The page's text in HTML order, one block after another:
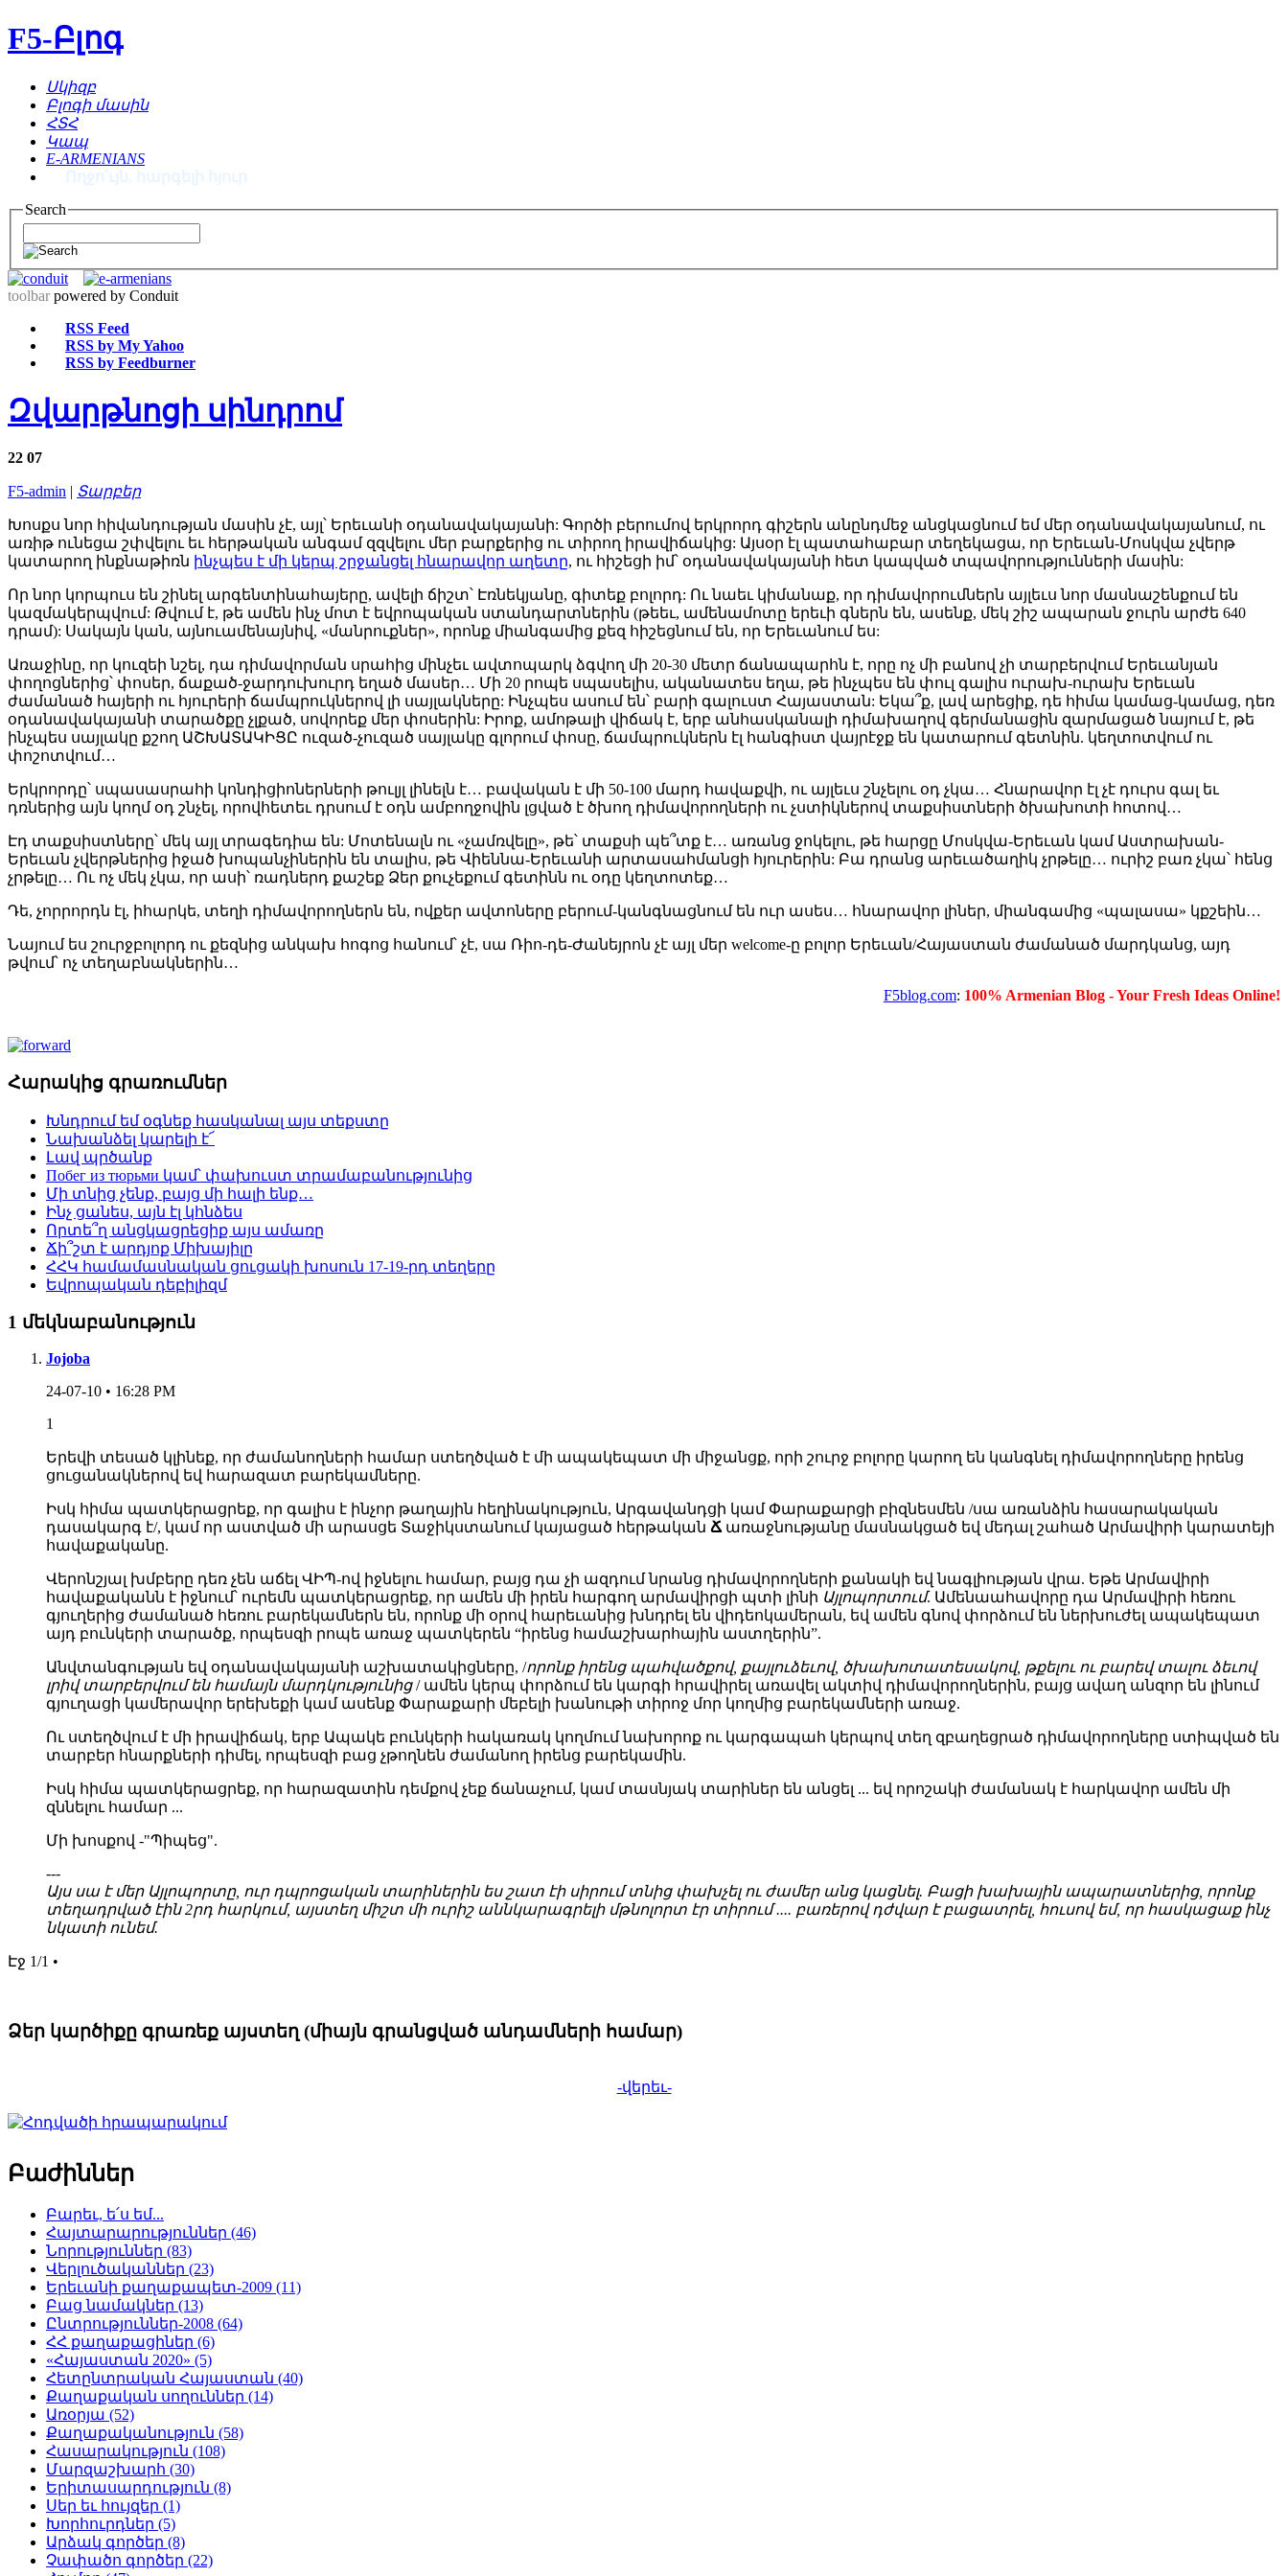
F5-Բլոգ
Սկիզբ
Բլոգի մասին
ՀՏՀ
Կապ
E-ARMENIANS
Search
toolbar powered by Conduit
RSS Feed
RSS by My Yahoo
RSS by Feedburner
Զվարթնոցի սինդրոմ
22 07
F5-admin | Տարբեր
Խոսքս նոր հիվանդության մասին չէ, այլ՝ Երեւանի օդանավակայանի: Գործի բերումով երկրորդ գիշերն անընդմեջ անցկացնում եմ մեր օդանավակայանում, ու
առիթ ունեցա շփվելու եւ հերթական անգամ զզվելու մեր բարքերից ու տիրող իրավիճակից: Այսօր էլ պատահաբար տեղեկացա, որ Երեւան-Մոսկվա չվերթ
կատարող ինքնաթիռն ինչպես է մի կերպ շրջանցել հնարավոր աղետը, ու հիշեցի իմ՝ օդանավակայանի հետ կապված տպավորությունների մասին:
Որ նոր կորպուս են շինել արգենտինահայերը, ավելի ճիշտ՝ Էռնեկյանը, գիտեք բոլորդ: Ու նաեւ կիմանաք, որ դիմավորումներն այլեւս նոր մասնաշենքում են
կազմակերպվում: Թվում է, թե ամեն ինչ մոտ է եվրոպական ստանդարտներին (թեեւ, ամենամոտը երեւի գներն են, ասենք, մեկ շիշ ապարան ջուրն արժե 640
դրամ): Սակայն կան, այնուամենայնիվ, «մանրուքներ», որոնք միանգամից քեզ հիշեցնում են, որ Երեւանում ես:
Առաջինը, որ կուզեի նշել, դա դիմավորման սրահից մինչեւ ավտոպարկ ձգվող մի 20-30 մետր ճանապարհն է, որը ոչ մի բանով չի տարբերվում Երեւանյան
փողոցներից՝ փոսեր, ճաքած-ջարդուխուրդ եղած մասեր… Մի 20 րոպե սպասելիս, ականատես եղա, թե ինչպես են փուլ գալիս ուրախ-ուրախ Երեւան
ժամանած հայերի ու հյուրերի ճամպրուկներով լի սայլակները: Ինչպես ասում են՝ բարի գալուստ Հայաստան: Եկա՞ք, լավ արեցիք, դե հիմա կամաց-կամաց, դեռ
օդանավակայանի տարածքը չլքած, սովորեք մեր փոսերին: Իրոք, ամոթալի վիճակ է, երբ անհասկանալի դիմախաղով գերմանացին զարմացած նայում է, թե
ինչպես սայլակը քշող ԱՇԽԱՏԱԿԻՑԸ ուզած-չուզած սայլակը գլորում փոսը, ճամպրուկներն էլ հանգիստ վայրէջք են կատարում գետնին. կեղտոտվում ու
փոշոտվում…
Երկրորդը՝ սպասասրահի կոնդիցիոներների թուլյլ լինելն է… բավական է մի 50-100 մարդ հավաքվի, ու այլեւս շնչելու օդ չկա… Հնարավոր էլ չէ դուրս գալ եւ
դռներից այն կողմ օդ շնչել, որովհետեւ դրսում է օդն ամբողջովին լցված է ծխող դիմավորողների ու չստիկներով տաքսիստների ծխախոտի հոտով…
Էդ տաքսիստները՝ մեկ այլ տրագեդիա են: Մոտենալն ու «չամռվելը», թե՝ տաքսի պե՞տք է… առանց ջոկելու, թե հարցը Մոսկվա-Երեւան կամ Աստրախան-
Երեւան չվերթներից իջած խոպանչիներին են տալիս, թե Վիեննա-Երեւանի արտասահմանցի հյուրերին: Բա դրանց արեւածաղիկ չրթելը… ուրիշ բառ չկա՝ հենց
չրթելը… Ու ոչ մեկ չկա, որ ասի՝ ռադներդ քաշեք Ձեր քուչեքում գետինն ու օդը կեղտոտեք…
Դե, չորրորդն էլ, իհարկե, տեղի դիմավորողներն են, ովքեր ավտոները բերում-կանգնացնում են ուր ասես… հնարավոր լիներ, միանգամից «պալասա» կքշեին…
Նայում ես շուրջբոլորդ ու քեզնից անկախ հոգոց հանում՝ չէ, սա Ռիո-դե-Ժանեյրոն չէ այլ մեր welcome-ը բոլոր Երեւան/Հայաստան ժամանած մարդկանց, այդ
թվում՝ ոչ տեղաբնակներին…
F5blog.com: 100% Armenian Blog - Your Fresh Ideas Online!
Հարակից գրառումներ
Խնդրում եմ օգնեք հասկանալ այս տեքստը
Նախանձել կարելի է՜
Լավ պրծանք
Побег из тюрьми կամ՝ փախուստ տրամաբանությունից
Մի տնից չենք, բայց մի հալի ենք…
Ինչ ցանես, այն էլ կհնձես
Որտե՞ղ անցկացրեցիք այս ամառը
Ճի՞շտ է արդյոք Միխայիլը
ՀՀԿ համամասնական ցուցակի խոսուն 17-19-րդ տեղերը
Եվրոպական դեբիլիզմ
1 մեկնաբանություն
Jojoba
24-07-10 • 16:28 PM
1
Երեվի տեսած կլինեք, որ ժամանողների համար ստեղծված է մի ապակեպատ մի միջանցք, որի շուրջ բոլորը կարող են կանգնել դիմավորողները իրենց
ցուցանակներով եվ հարազատ բարեկամները.
Իսկ հիմա պատկերացրեք, որ գալիս է ինչոր թաղային հեղինակություն, Արգավանդցի կամ Փարաքարցի բիզնեսմեն /սա առանձին հասարակական
դասակարգ է/, կամ որ աստված մի արասցե Տաջիկստանում կայացած հերթական Ճ առաջնությանը մասնակցած եվ մեդալ շահած Արմավիրի կարատեյի
հավաքականը.
Վերոնշյալ խմբերը դեռ չեն աճել ՎԻՊ-ով իջնելու համար, բայց դա չի ազդում նրանց դիմավորողների քանակի եվ նագլիության վրա. Եթե Արմավիրի
հավաքականն է իջնում՝ ուրեմն պատկերացրեք, որ ամեն մի իրեն հարգող արմավիրցի պտի լինի Այլոպորտում. Ամենաահավորը դա Արմավիրի հեռու
գյուղերից ժամանած հեռու բարեկամներն են, որոնք մի օրով հարեւանից խնդրել են վիդեոկամերան, եվ ամեն գնով փորձում են ներխուժել ապակեպատ
այդ բունկերի տարածք, որպեսզի րոպե առաջ պատկերեն “իրենց համաշխարհային աստղերին”.
Անվտանգության եվ օդանավակայանի աշխատակիցները, /որոնք իրենց պահվածքով, քայլուձեւով, ծխախոտատեսակով, թքելու ու բարեվ տալու ձեւով
լրիվ տարբերվում են համայն մարդկությունից/ ամեն կերպ փորձում են կարգի հրավիրել առավել ակտիվ դիմավորողներին, բայց ավաղ անզոր են լինում
գյուղացի կամերավոր երեխեքի կամ ասենք Փարաքարի մեբելի խանութի տիրոջ մոր կողմից բարեկամների առաջ.
Ու ստեղծվում է մի իրավիճակ, երբ Ապակե բունկերի հակառակ կողմում նախորոք ու կարգապահ կերպով տեղ զբաղեցրած դիմավորողները ստիպված են
տարբեր հնարքների դիմել, որպեսզի բաց չթողնեն ժամանող իրենց բարեկամին.
Իսկ հիմա պատկերացրեք, որ հարազատին դեմքով չեք ճանաչում, կամ տասնյակ տարիներ են անցել ... եվ որոշակի ժամանակ է հարկավոր ամեն մի
զննելու համար ...
Մի խոսքով -"Պիպեց".
---
Այս սա է մեր Այլոպորտը, ուր դպրոցական տարիներին ես շատ էի սիրում տնից փախչել ու ժամեր անց կացնել. Բացի խախային ապարատներից, որոնք
տեղադրված էին 2րդ հարկում, այստեղ միշտ մի ուրիշ աննկարագրելի մթնոլորտ էր տիրում .... բառերով դժվար է բացատրել, հուսով եմ, որ հասկացաք ինչ
նկատի ունեմ.
Էջ 1/1 •
Ձեր կարծիքը գրառեք այստեղ (միայն գրանցված անդամների համար)
-վերեւ-
Բաժիններ
Բարեւ, ե՛ս եմ...
Հայտարարություններ (46)
Նորություններ (83)
Վերլուծականներ (23)
Երեւանի քաղաքապետ-2009 (11)
Բաց նամակներ (13)
Ընտրություններ-2008 (64)
ՀՀ քաղաքացիներ (6)
«Հայաստան 2020» (5)
Հետընտրական Հայաստան (40)
Քաղաքական սողուններ (14)
Առօրյա (52)
Քաղաքականություն (58)
Հասարակություն (108)
Մարզաշխարհ (30)
Երիտասարդություն (8)
Սեր եւ հույզեր (1)
Խորհուրդներ (5)
Արձակ գործեր (8)
Չափածո գործեր (22)